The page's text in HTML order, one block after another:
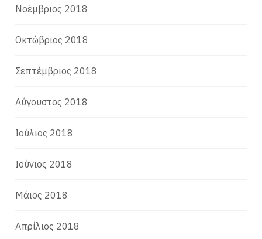
Νοέμβριος 2018
Οκτώβριος 2018
Σεπτέμβριος 2018
Αύγουστος 2018
Ιούλιος 2018
Ιούνιος 2018
Μάιος 2018
Απρίλιος 2018